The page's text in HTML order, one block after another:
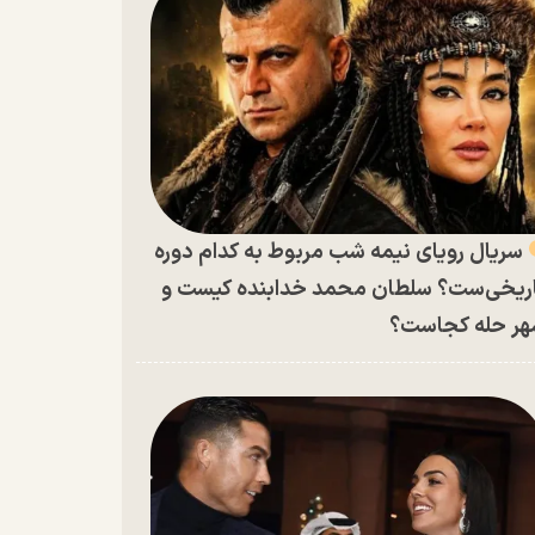
سریال رویای نیمه شب مربوط به کدام دوره
سلطان محمد خدابنده کیست و
حله کجاست؟